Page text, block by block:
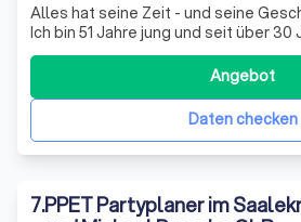
Alles hat seine Zeit - und seine
Ich bin 51 Jahre jung und seit über 30
Dienstleistungsbereich tätig.
Erfahrungen mit Menschen und
allem die Zufriedenheit meiner
Herzen. Seit über 11 Jahren bin ich er
Daten checken
Angebot
7.PPET Partyplaner im